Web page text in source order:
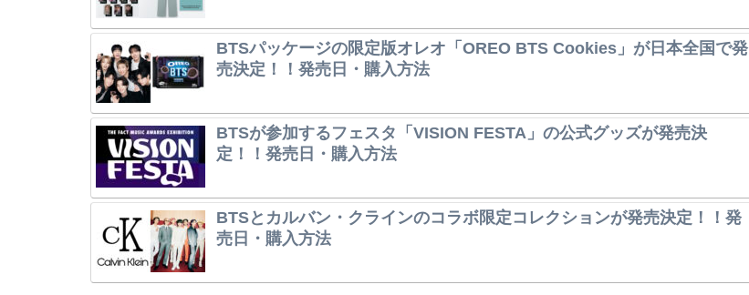
BTSパッケージの限定版オレオ「OREO BTS Cookies」が日本全国で発
売決定！！発売日・購入方法
BTSが参加するフェスタ「VISION FESTA」の公式グッズが発売決
定！！発売日・購入方法
BTSとカルバン・クラインのコラボ限定コレクションが発売決定！！発
売日・購入方法